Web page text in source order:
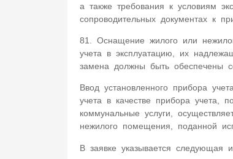
а также требования к условиям
сопроводительных документах к
81. Оснащение жилого или
учета в эксплуатацию, их
замена должны быть обеспечены
Ввод установленного прибора
учета в качестве прибора учета,
коммунальные услуги,
нежилого помещения, поданной
В заявке указывается следующая